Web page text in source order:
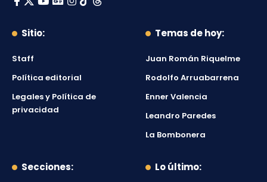
Sitio:
Staff
Política editorial
Legales y Política de
privacidad
Temas de hoy:
Juan Román Riquelme
Rodolfo Arruabarrena
Enner Valencia
Leandro Paredes
La Bombonera
Secciones: Lo último: